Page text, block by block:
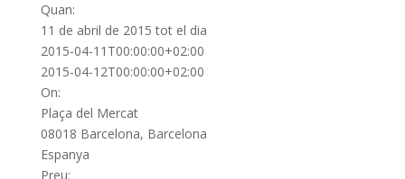
Quan:
11 de abril de 2015tot el dia
2015-04-11T00:00:00+02:00
2015-04-12T00:00:00+02:00
On:
Plaça del Mercat
08018 Barcelona, Barcelona
Espanya
Preu: